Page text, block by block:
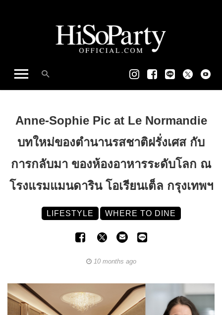
Anne-Sophie Pic at Le Normandie
บทใหม่ของตำนานรสชาติฝรั่งเศส กับ
การกลับมา ของห้องอาหารระดับโลก ณ
โรงแรมแมนดาริน โอเรียนเต็ล กรุงเทพฯ
LIFESTYLE WHERE TO DINE
10 months ago